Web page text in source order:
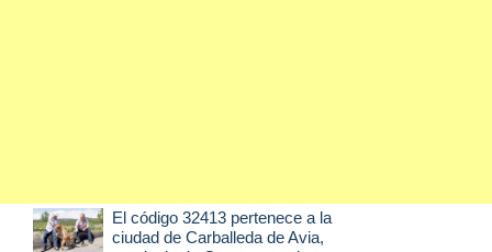
El código 32413 pertenece a la
ciudad de Carballeda de Avia,